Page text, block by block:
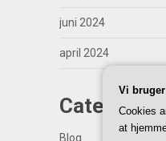
juni 2024
april 2024
Categories
Blog
Vi
Cookies
at